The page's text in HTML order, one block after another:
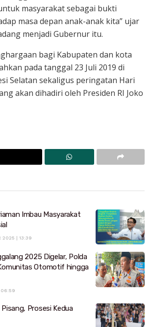
masyarakat sebagai bukti
masa depan anak-anak kita” ujar
menjadi Gubernur itu.
bagi Kabupaten dan kota
pada tanggal 23 Juli 2019 di
Selatan sekaligus peringatan Hari
akan dihadiri oleh Presiden RI Joko
Imbau Masyarakat
2025 | 13:39
2025 Digelar, Polda
Otomotif hingga
06:59
Prosesi Kedua